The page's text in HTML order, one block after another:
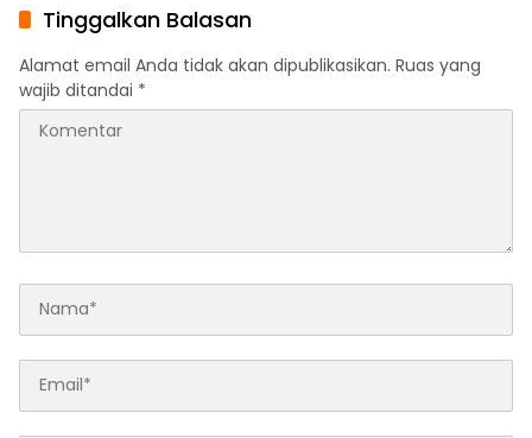
Masyarakat Jaga
Kamtibmas
Tinggalkan Balasan
Alamat email Anda tidak akan dipublikasikan. Ruas yang
wajib ditandai *